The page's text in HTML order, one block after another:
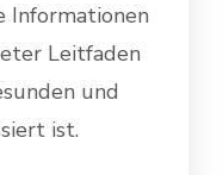
Informationen
Leitfaden
und
ist.